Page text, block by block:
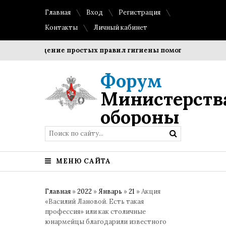
Главная Вход
Регистрация
Контакты
Личный кабинет
Соблюдение простых правил гигиены помогает
Форум
обороны
МЕНЮ САЙТА
Главная »2022 »Январь »21 » Акция
«Василий Лановой. Есть такая
профессия» или как столичные
юнармейцы благодарили известного